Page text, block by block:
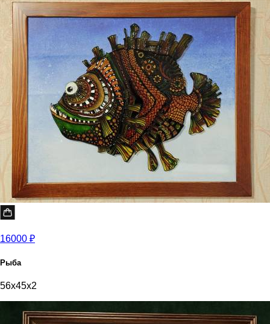
16000 ₽
Рыба
56x45x2